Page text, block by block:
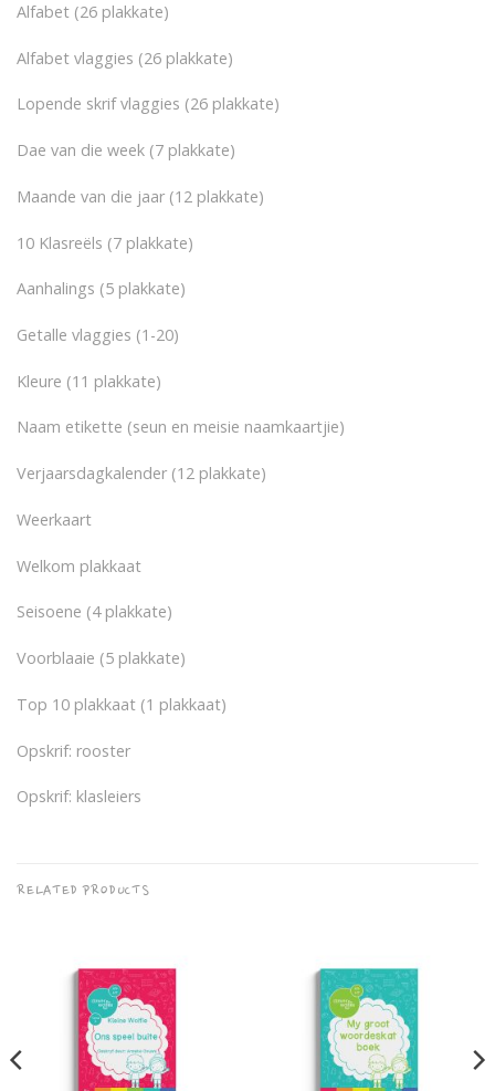
Alfabet (26 plakkate)
Alfabet vlaggies (26 plakkate)
Lopende skrif vlaggies (26 plakkate)
Dae van die week (7 plakkate)
Maande van die jaar (12 plakkate)
10 Klasreëls (7 plakkate)
Aanhalings (5 plakkate)
Getalle vlaggies (1-20)
Kleure (11 plakkate)
Naam etikette (seun en meisie naamkaartjie)
Verjaarsdagkalender (12 plakkate)
Weerkaart
Welkom plakkaat
Seisoene (4 plakkate)
Voorblaaie (5 plakkate)
Top 10 plakkaat (1 plakkaat)
Opskrif: rooster
Opskrif: klasleiers
RELATED PRODUCTS